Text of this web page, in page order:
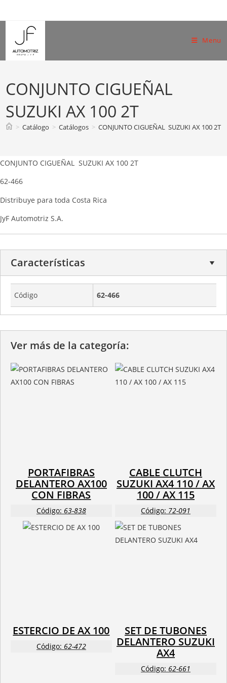
to
content
Menu
CONJUNTO CIGUEÑAL
SUZUKI AX 100 2T
> Catálogo > Catálogos > CONJUNTO CIGUEÑAL SUZUKI AX 100 2T
CONJUNTO CIGUEÑAL SUZUKI AX 100 2T
62-466
Distribuye para toda Costa Rica
JyF Automotriz S.A.
Características
Código 62-466
Ver más de la categoría:
PORTAFIBRAS
DELANTERO AX100
CON FIBRAS
Código: 63-838
CABLE CLUTCH
SUZUKI AX4 110 / AX
100 / AX 115
Código: 72-091
ESTERCIO DE AX 100
Código: 62-472
SET DE TUBONES
DELANTERO SUZUKI
AX4
Código: 62-661